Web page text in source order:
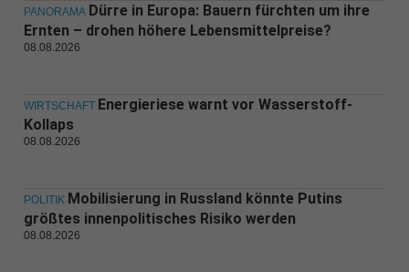
PANORAMA Dürre in Europa: Bauern fürchten um ihre
Ernten – drohen höhere Lebensmittelpreise?
08.08.2026
WIRTSCHAFT Energieriese warnt vor Wasserstoff-
Kollaps
08.08.2026
POLITIK Mobilisierung in Russland könnte Putins
größtes innenpolitisches Risiko werden
08.08.2026